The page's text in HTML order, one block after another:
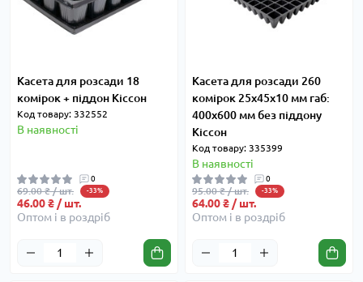
Касета для розсади 18
комірок + піддон Кіссон
Код товару: 332552
В наявності
0
69.00 ₴ / шт. -33%
46.00 ₴ / шт.
Оптом і в роздріб
Касета для розсади 260
комірок 25x45x10 мм габ:
400х600 мм без піддону
Кіссон
Код товару: 335399
В наявності
0
95.00 ₴ / шт. -33%
64.00 ₴ / шт.
Оптом і в роздріб